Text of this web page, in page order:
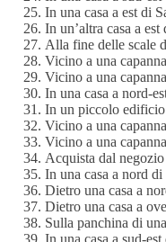
In una casa a est di
In un’altra casa a est
Alla fine delle scale
Vicino a una
Vicino a una
In una casa a nord-
In un piccolo
Vicino a una
Vicino a una
Acquista dal
In una casa a nord di
Dietro una casa a
Dietro una casa a
Sulla panchina di
In una casa a sud-